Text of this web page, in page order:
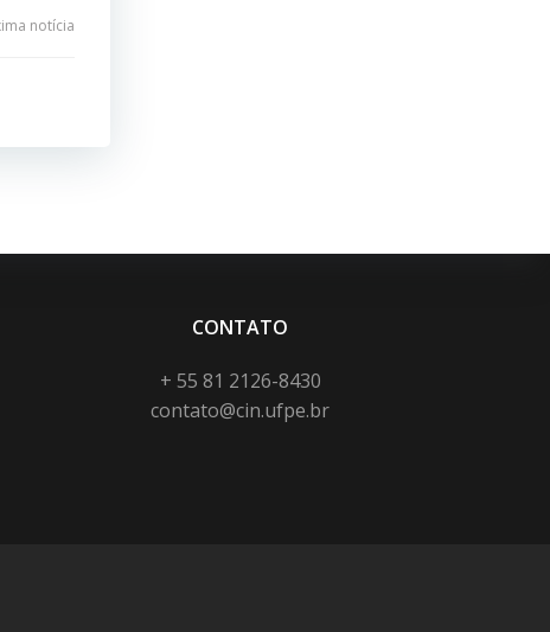
notícia
CONTATO
+ 55 81 2126-8430
contato@cin.ufpe.br